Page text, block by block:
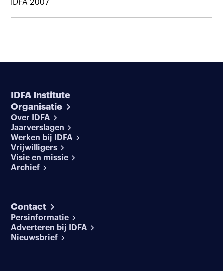
IDFA 2007
IDFA Institute
Organisatie
Over IDFA
Jaarverslagen
Werken bij IDFA
Vrijwilligers
Visie en missie
Archief
Contact
Persinformatie
Adverteren bij IDFA
Nieuwsbrief